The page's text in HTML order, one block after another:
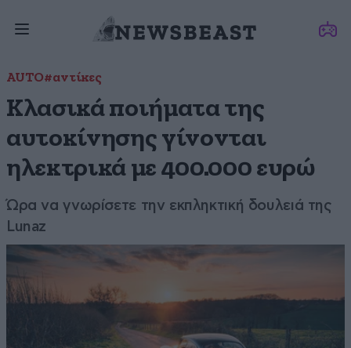
AUTO#αντίκες
Κλασικά ποιήματα της
αυτοκίνησης γίνονται
ηλεκτρικά με 400.000 ευρώ
Ώρα να γνωρίσετε την εκπληκτική δουλειά της
Lunaz